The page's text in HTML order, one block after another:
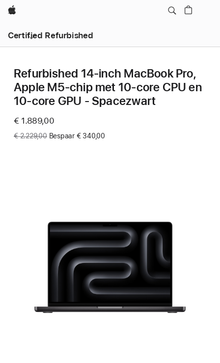
Apple
Certified Refurbished
Refurbished 14‑inch MacBook Pro,
Apple M5-chip met 10‑core CPU en
10‑core GPU - Spacezwart
Now
€ 1.889,00
Was
€ 2.229,00 Bespaar € 340,00